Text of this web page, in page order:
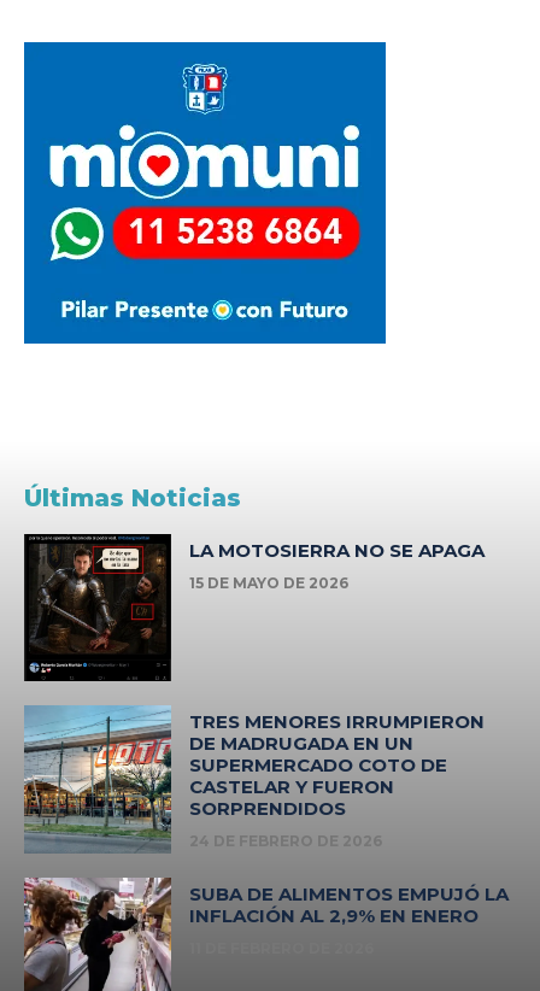
Últimas Noticias
LA MOTOSIERRA NO SE APAGA
15 DE MAYO DE 2026
TRES MENORES IRRUMPIERON
DE MADRUGADA EN UN
SUPERMERCADO COTO DE
CASTELAR Y FUERON
SORPRENDIDOS
24 DE FEBRERO DE 2026
SUBA DE ALIMENTOS EMPUJÓ LA
INFLACIÓN AL 2,9% EN ENERO